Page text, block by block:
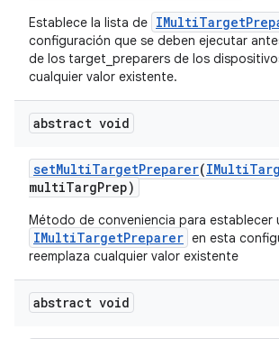
Establece la lista de
configuración que se deben ejecutar
de los target_preparers de los
cualquier valor existente.
abstract void
setMultiTargetPreparer(IMulti
multiTargPrep)
Método de conveniencia para establecer
IMultiTargetPreparer en esta
reemplaza cualquier valor existente
abstract void